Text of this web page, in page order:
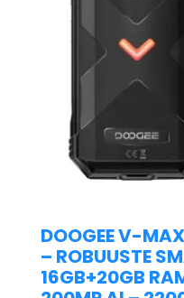
DOOGEE V-
– ROBUUSTE
16GB+20GB